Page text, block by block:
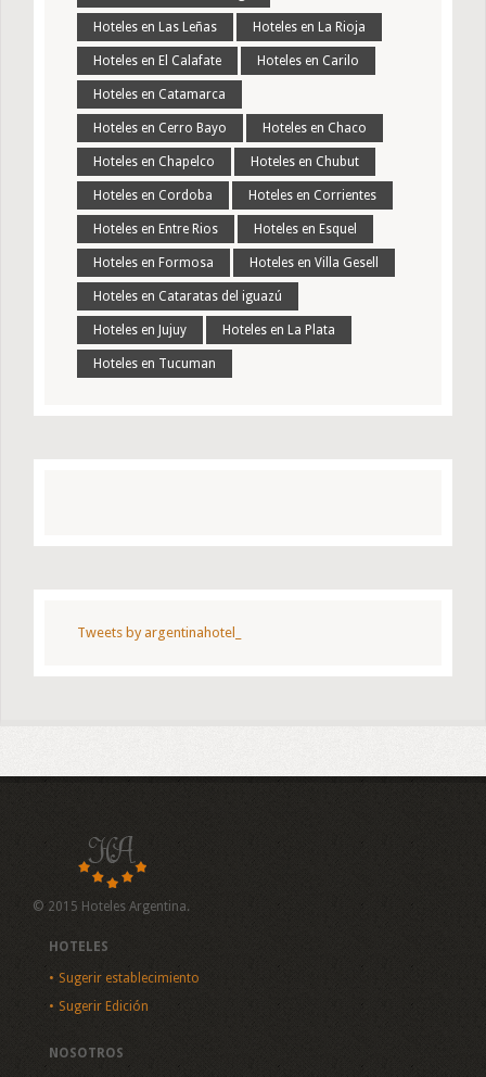
Hoteles en Las Leñas Hoteles en La Rioja
Hoteles en El Calafate Hoteles en Carilo
Hoteles en Catamarca
Hoteles en Cerro Bayo Hoteles en Chaco
Hoteles en Chapelco Hoteles en Chubut
Hoteles en Cordoba Hoteles en Corrientes
Hoteles en Entre Rios Hoteles en Esquel
Hoteles en Formosa Hoteles en Villa Gesell
Hoteles en Cataratas del iguazú
Hoteles en Jujuy Hoteles en La Plata
Hoteles en Tucuman
Tweets by argentinahotel_
© 2015 Hoteles Argentina.
HOTELES
Sugerir establecimiento
Sugerir Edición
NOSOTROS